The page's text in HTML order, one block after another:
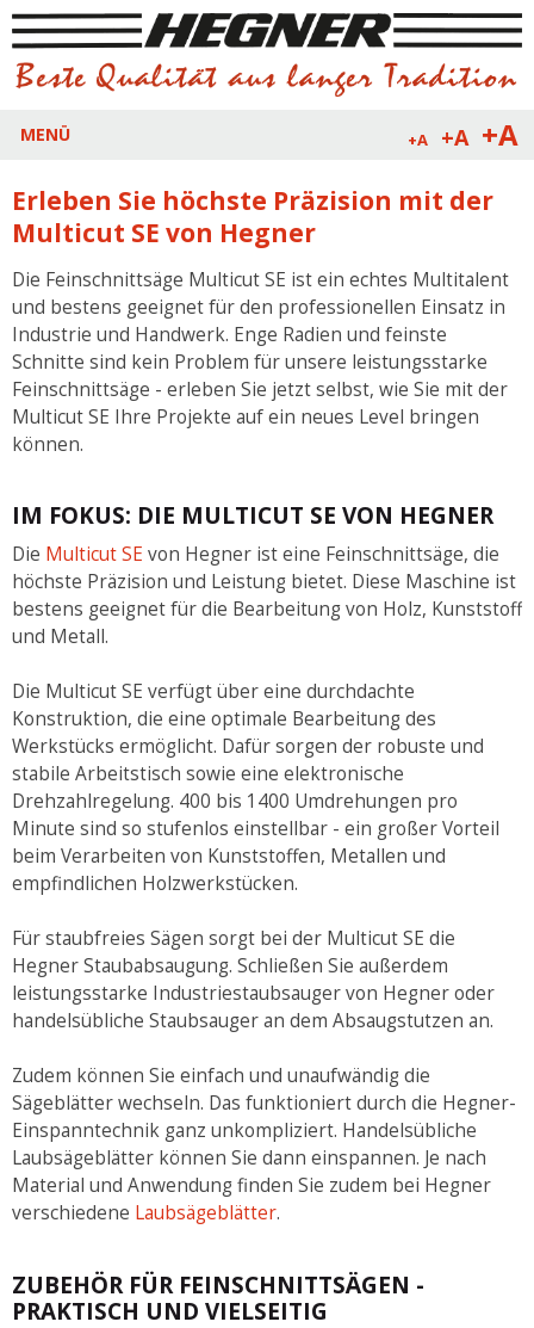
+A +A +A
MENÜ
Erleben Sie höchste Präzision mit der
Multicut SE von Hegner
Die Feinschnittsäge Multicut SE ist ein echtes Multitalent
und bestens geeignet für den professionellen Einsatz in
Industrie und Handwerk. Enge Radien und feinste
Schnitte sind kein Problem für unsere leistungsstarke
Feinschnittsäge - erleben Sie jetzt selbst, wie Sie mit der
Multicut SE Ihre Projekte auf ein neues Level bringen
können.
IM FOKUS: DIE MULTICUT SE VON HEGNER
Die Multicut SE von Hegner ist eine Feinschnittsäge, die
höchste Präzision und Leistung bietet. Diese Maschine ist
bestens geeignet für die Bearbeitung von Holz, Kunststoff
und Metall.
Die Multicut SE verfügt über eine durchdachte
Konstruktion, die eine optimale Bearbeitung des
Werkstücks ermöglicht. Dafür sorgen der robuste und
stabile Arbeitstisch sowie eine elektronische
Drehzahlregelung. 400 bis 1400 Umdrehungen pro
Minute sind so stufenlos einstellbar - ein großer Vorteil
beim Verarbeiten von Kunststoffen, Metallen und
empfindlichen Holzwerkstücken.
Für staubfreies Sägen sorgt bei der Multicut SE die
Hegner Staubabsaugung. Schließen Sie außerdem
leistungsstarke Industriestaubsauger von Hegner oder
handelsübliche Staubsauger an dem Absaugstutzen an.
Zudem können Sie einfach und unaufwändig die
Sägeblätter wechseln. Das funktioniert durch die Hegner-
Einspanntechnik ganz unkompliziert. Handelsübliche
Laubsägeblätter können Sie dann einspannen. Je nach
Material und Anwendung finden Sie zudem bei Hegner
verschiedene Laubsägeblätter.
ZUBEHÖR FÜR FEINSCHNITTSÄGEN -
PRAKTISCH UND VIELSEITIG